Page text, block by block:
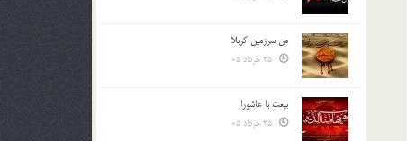
من سرزمین کربلا
بیعت با عاشورا